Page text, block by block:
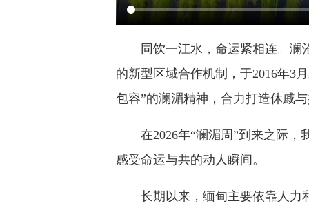
同饮一江水，命运紧相连。
的新型区域合作机制，于2016年3
包容”的澜湄精神，合力打造休戚
在2026年“澜湄周”到来之际
感受命运与共的动人瞬间。
长期以来，缅甸主要依靠人力